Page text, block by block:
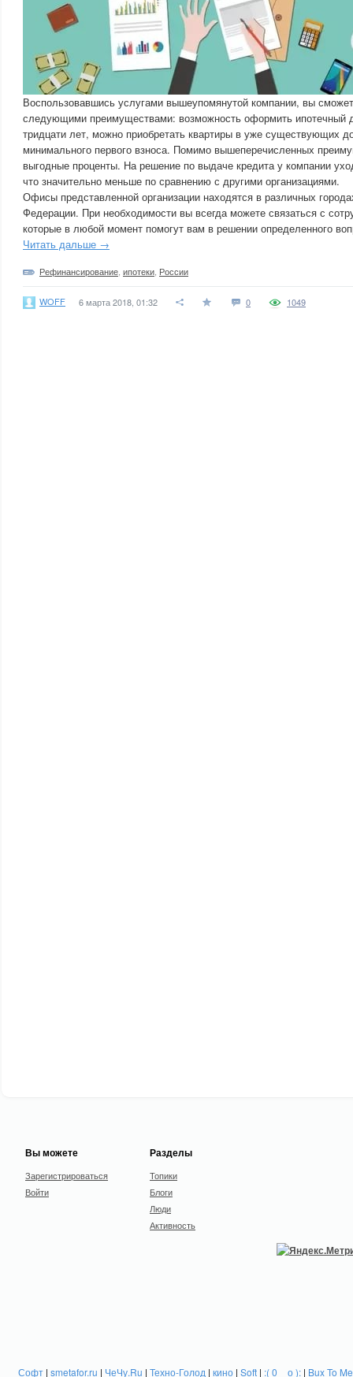
Воспользовавшись услугами вышеупомянутой компании, вы
следующими преимуществами: возможность оформить ипотечный
тридцати лет, можно приобретать квартиры в уже существующих
минимального первого взноса. Помимо вышеперечисленных
выгодные проценты. На решение по выдаче кредита у компании
что значительно меньше по сравнению с другими организациями.
Офисы представленной организации находятся в различных
Федерации. При необходимости вы всегда можете связаться с
которые в любой момент помогут вам в решении определенного
Читать дальше →
Рефинансирование ипотеки России
WOFF 6 марта 2018, 01:32 0 1049
Вы можете
Зарегистрироваться
Войти
Разделы
Топики
Блоги
Люди
Активность
Софт| smetafor.ru | ЧеЧу.Ru | Техно-Голод | кино| Soft| :( 0 _ о ):| Bux To Me